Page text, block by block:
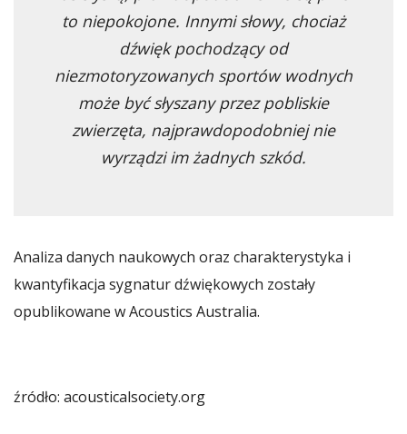
to niepokojone. Innymi słowy, chociaż
dźwięk pochodzący od
niezmotoryzowanych sportów wodnych
może być słyszany przez pobliskie
zwierzęta, najprawdopodobniej nie
wyrządzi im żadnych szkód.
Analiza danych naukowych oraz charakterystyka i
kwantyfikacja sygnatur dźwiękowych zostały
opublikowane w Acoustics Australia.
źródło: acousticalsociety.org